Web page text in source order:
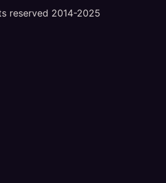
reserved 2014-2025